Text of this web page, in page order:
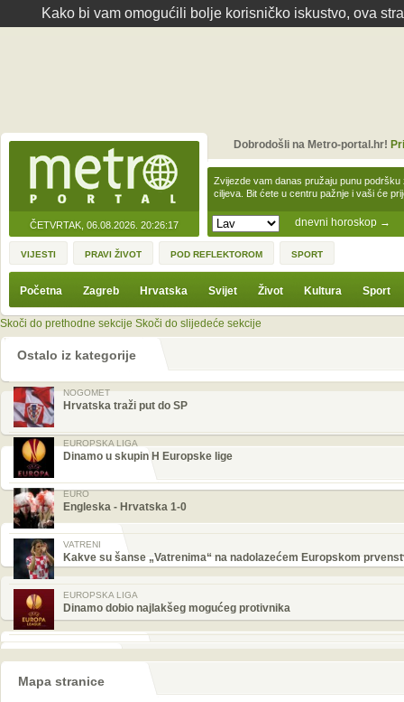
Kako bi vam omogućili bolje korisničko iskustvo, ova
ČETVRTAK, 06.08.2026. 20:26:17 dnevni horoskop →
Zvijezde vam danas pružaju punu
ciljeva. Bit ćete u centru pažnje i vaši će
Dobrodošli na Metro-portal.hr!
VIJESTI PRAVI ŽIVOT POD REFLEKTOROM SPORT
Početna Zagreb Hrvatska Svijet Život Kultura Sport
Skoči do prethodne sekcije Skoči do slijedeće sekcije
Ostalo iz kategorije
NOGOMET
Hrvatska traži put do SP
EUROPSKA LIGA
Dinamo u skupin H Europske lige
EURO
Engleska - Hrvatska 1-0
VATRENI
Kakve su šanse „Vatrenima“ na nadolazećem Europskom
EUROPSKA LIGA
Dinamo dobio najlakšeg mogućeg protivnika
Mapa stranice